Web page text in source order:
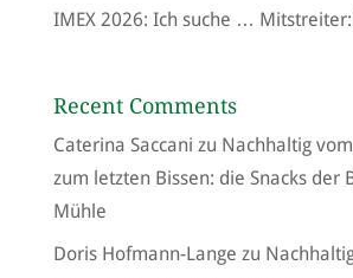
IMEX 2026: Ich suche …
Recent Comments
Caterina Saccani zu Nachhaltig
zum letzten Bissen: die Snacks der
Mühle
Doris Hofmann-Lange zu